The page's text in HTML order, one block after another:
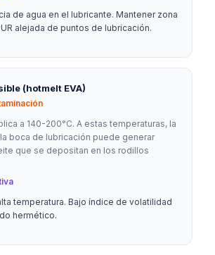
de agua en el lubricante. Mantener zona
alejada de puntos de lubricación.
(hotmelt EVA)
a 140-200°C. A estas temperaturas, la
boca de lubricación puede generar
que se depositan en los rodillos
temperatura. Bajo índice de volatilidad
hermético.